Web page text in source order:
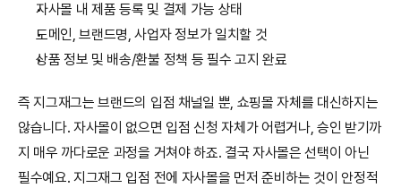
자사몰 내 제품 등록 및 결제 가능 상태
도메인, 브랜드명, 사업자 정보가 일치할 것
상품 정보 및 배송/환불 정책 등 필수 고지 완료
즉 지그재그는 브랜드의 입점 채널일 뿐, 쇼핑몰 자체를 대신하지는
않습니다. 자사몰이 없으면 입점 신청 자체가 어렵거나, 승인 받기까
지 매우 까다로운 과정을 거쳐야 하죠. 결국 자사몰은 선택이 아닌
필수예요. 지그재그 입점 전에 자사몰을 먼저 준비하는 것이 안정적